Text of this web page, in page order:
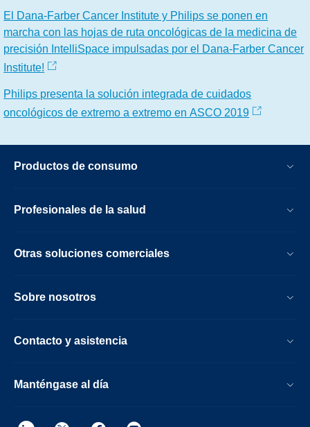
El Dana-Farber Cancer Institute y Philips se ponen en
marcha con las hojas de ruta oncológicas de la medicina de
precisión IntelliSpace impulsadas por el Dana-Farber Cancer
Institute!
Philips presenta la solución integrada de cuidados
oncológicos de extremo a extremo en ASCO 2019
Productos de consumo
Profesionales de la salud
Otras soluciones comerciales
Sobre nosotros
Contacto y asistencia
Manténgase al día